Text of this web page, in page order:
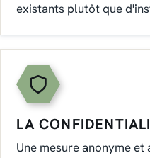
existants plutôt que
LA
Une mesure anonyme